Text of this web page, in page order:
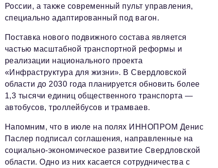
России, а также современный пульт управления,
специально адаптированный под вагон.
Поставка нового подвижного состава является
частью масштабной транспортной реформы и
реализации национального проекта
«Инфраструктура для жизни». В Свердловской
области до 2030 года планируется обновить более
1,3 тысячи единиц общественного транспорта —
автобусов, троллейбусов и трамваев.
Напомним, что в июле на полях ИННОПРОМ Денис
Паслер подписал соглашения, направленные на
социально-экономическое развитие Свердловской
области. Одно из них касается сотрудничества с